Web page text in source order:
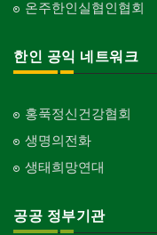
온주한인실협인협회
한인 공익 네트워크
홍푹정신건강협회
생명의전화
생태희망연대
공공 정부기관